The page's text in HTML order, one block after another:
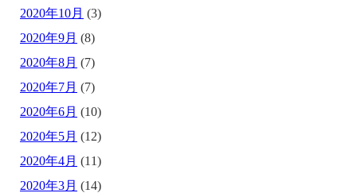
2020年10月 (3)
2020年9月 (8)
2020年8月 (7)
2020年7月 (7)
2020年6月 (10)
2020年5月 (12)
2020年4月 (11)
2020年3月 (14)